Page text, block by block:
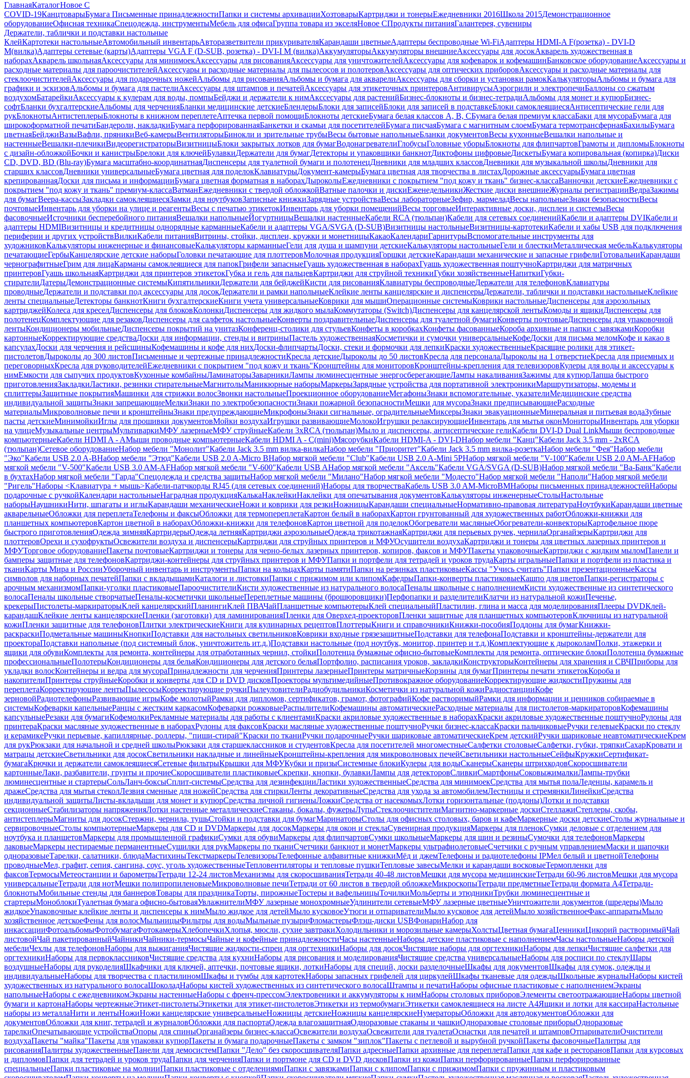
ГлавнаяКаталогНовое С
COVID-19КанцтоварыБумага Письменные принадлежностиПапки и системы архивацииХозтоварыКартриджи и тонерыЕжедневники 2016Школа 2015Демонстрационное
оборудованиеОфисная техникаСпецодежда, инструментыМебель для офисаГруппа товара из экселяНовое СПродукты питанияГалантерея, сувениры
Держатели, таблички и подставки настольные
КлейКартотеки настольныеАвтомобильный инвентарьАвторазветвители прикуривателяКарандаши цветныеАдаптеры беспроводные Wi-FiАдаптеры HDMI-A F(розетка) - DVI-D
M(вилка)Адаптеры сетевые (карты)Адаптеры VGA F (D-SUB, розетка) - DVI-I M (вилка)АккумуляторыАккумуляторы внешниеАксессуары для досокАкварель художественная в
наборахАкварель школьнаяАксессуары для минимоекАксессуары для рисованияАксессуары для уничтожителейАксессуары для кофеварок и кофемашинБанковское оборудованиеАксессуары и
расходные материалы для пароочистителейАксессуары и расходные материалы для пылесосов и полотеровАксессуары для оптических приборовАксессуары и расходные материалы для
стеклоочистителейАксессуары для подарочных ножейАльбомы для рисованияАльбомы и бумага для акварелиАксессуары для сборки и установки рамокКалькуляторыАльбомы и бумага для
графики и эскизовАльбомы и бумага для пастелиАксессуары для штампов и печатейАксессуары для этикеточных принтеровАнтивирусыАэрогрили и электропечиБаллоны со сжатым
воздухомБатарейкиАксессуары к кулерам для воды, помпыБейджи и держатели к нимАкссесуары для растенийБизнес-блокноты и бизнес-тетрадиАльбомы для монет и купюрБизнес-
софтБланки бухгалтерскиеАльбомы для черченияБланки медицинские детскиеБлендерыБлоки для записейБлоки для записей в подставкеБлоки самоклеящиесяАнтисептические гели для
рукБлокнотыАнтистеплерыБлокноты в книжном переплетеАптечка первой помощиБлокноты детскиеБумага белая классов А, В, СБумага белая премиум классаБаки для мусораБумага для
широкоформатной печатиБандероли, накладкиБумага перфорированнаяБанкетки и скамьи для посетителейБумага писчаяБумага с магнитным слоемБумага термотрансфернаяБахилыБумага
цветнаяБейджиВазыВафли, пряникиВеб-камерыВентиляторыБинокли и зрительные трубыВесы бытовые напольныеБланки документовВесы кухонныеВешалки напольные и
настенныеВешалки-плечикиВидеорегистраторыВизитницыБлоки закрытых лотков для бумагВодонагревателиГлобусыГоловные уборыБлокноты для флипчартовГрамоты и дипломыБлокноты
с дизайн-обложкойБочки и канистрыБрелоки для ключейБулавкиДержатели для бумагДетекторы и упаковщики банкнотДиктофоны цифровыеДискетыБумага копировальная (копирка)Диски
CD, DVD, BD (Blu-ray)Бумага масштабно-координатнаяДиспенсеры для туалетной бумаги и полотенецДневники для младших классовДневники для музыкальной школыДневники для
старших классовДневники универсальныеБумага цветная для поделокКлавиатурыДокумент-камерыБумага цветная для творчества в листахДорожные аксессуарыБумага цветная
крепированнаяДоски для письма и информацииБумага цветная форматная в наборахДыроколыЕжедневники с покрытием "под кожу и ткань" бизнес-классаВанночки детскиеЕжедневники с
покрытием "под кожу и ткань" премиум-классаВатманЕжедневники с твердой обложкойВатные палочки и дискиЕженедельникиЖесткие диски внешниеЖурналы регистрацииВедраЗажимы
для бумагВеера-кассыЗакладки самоклеящиесяЗамки для ноутбуковЗаписные книжкиЗарядные устройстваВесы лабораторныеЗефир, мармеладВесы напольныеЗнаки безопасностиВесы
почтовыеИнвентарь для уборки на улице и реагентыВесы с печатью этикетокИнвентарь для уборки помещенийВесы торговыеИнтерактивные доски, дисплеи и системыВесы
фасовочныеИсточники бесперебойного питанияВешалки напольныеЙогуртницыВешалки настенныеКабели RCA (тюльпан)Кабели для сетевых соединенийКабели и адаптеры DVIКабели и
адаптеры HDMIВизитницы и кредитницы однорядные карманныеКабели и адаптеры VGA/SVGA (D-SUB)Визитницы настольныеВизитницы-картотекиКабели и хабы USB для подключения
периферии и других устройствВилкиКабели питанияВитрины, стойки, дисплеи, кружки и монетницыКакаоКалендариГарнитурыВспомогательные инструменты для
художниковКалькуляторы инженерные и финансовыеКалькуляторы карманныеГели для душа и шампуни детскиеКалькуляторы настольныеГели и блесткиМеталлическая мебельКалькуляторы
печатающиеГербыКанцелярские детские наборыГоловки печатающие для плоттеровМолочная продукцияГоршки детскиеКарандаши механические и запасные грифелиГотовальниКарандаши
чернографитныеГрим для лицаКарманы самоклеящиеся для папокГрифели запасныеГуашь художественная в наборахГуашь художественная поштучноКартриджи для матричных
принтеровГуашь школьнаяКартриджи для принтеров этикетокГубка и гель для пальцевКартриджи для струйной техникиГубки хозяйственныеНапиткиГубки-
стирателиДатерыДемонстрационные системыКипятильникиДержатели для бейджейКисти для рисованияКлавиатуры беспроводныеДержатели для телефоновКлавиатуры
проводныеДержатели и подставки под аксессуары для досокДержатели и рамки напольныеКлейкие ленты канцелярские и диспенсерыДержатели, таблички и подставки настольныеКлейкие
ленты специальныеДетекторы банкнотКниги бухгалтерскиеКниги учета универсальныеКоврики для мышиОперационные системыКоврики настольныеДиспенсеры для аэрозольных
картриджейКолеса для креселДиспенсеры для блоковКолонкиДиспенсеры для жидкого мылаКоммутаторы (Switch)Диспенсеры для канцелярской лентыКомоды и ящикиДиспенсеры для
полотенецКомплектующие для резаковДиспенсеры для салфеток настольныеКонверты поздравительныеДиспенсеры для туалетной бумагиКонверты почтовыеДиспенсеры для упаковочной
лентыКондиционеры мобильныеДиспенсеры покрытий на унитазКонференц-столики для стульевКонфеты в коробкахКонфеты фасованныеКороба архивные и папки с завязкамиКоробки
картонныеКорректирующие средстваДоски для информации, стенды и витриныПастель художественнаяКосметички и сумочки универсальныеКофеДоски для письма меломКофе и какао в
капсулахДоски для черчения и рейсшиныКофемашины и кофе для нихДоски-флипчартыДоски, стеки и формочки для лепкиКраски художественныеКрасящие ролики для этикет-
пистолетовДыроколы до 300 листовПисьменные и чертежные принадлежностиКресла детскиеДыроколы до 50 листовКресла для персоналаДыроколы на 1 отверстиеКресла для приемных и
переговорныхКресла для руководителейЕжедневники с покрытием "под кожу и ткань"Кронштейны для мониторовКронштейны-крепления для телевизоровКулеры для воды и аксессуары к
нимЕмкости для сыпучих продуктовКухонные комбайныЛаминаторыЗаварникиЛампы люминесцентные энергосберегающиеЛампы накаливанияЗажимы для купюрЛапша быстрого
приготовленияЗакладкиЛастики, резинки стирательныеМагнитолыМаникюрные наборыМаркерыЗарядные устройства для портативной электроникиМаршрутизаторы, модемы и
сплиттерыЗащитные покрытияМашинки для стрижки волосЗвонки настольныеПроекционное оборудованиеМегафоныЗнаки вспомогательные, указателиМедицинские средства
индивидуальной защитыЗнаки запрещающиеМелкиЗнаки по электробезопасностиЗнаки пожарной безопасностиМешки для мусораЗнаки предписывающиеРасходные
материалыМикроволновые печи и кронштейныЗнаки предупреждающиеМикрофоныЗнаки сигнальные, оградительныеМиксерыЗнаки эвакуационныеМинеральная и питьевая водаЗубные
пасты детскиеМинимойкиИглы для прошивки документовМойки воздухаИгрушки развивающиеМолокоИгрушки релаксирующиеИнвентарь для мытья оконМониторыИнвентарь для уборки
на улицеМузыкальные центрыМультиваркиМФУ лазерныеМФУ струйныеКабели 3xRCA (тюльпан)Мыло и диспенсеры, антисептические гелиКабели DVI-D Dual LinkМыши беспроводные
компьютерныеКабели HDMI A - AМыши проводные компьютерныеКабели HDMI A - C(mini)МясорубкиКабели HDMI-A - DVI-DНабор мебели "Канц"Кабели Jack 3.5 mm - 2xRCA
(тюльпан)Сетевое оборудованиеНабор мебели "Монолит"Кабели Jack 3.5 mm вилка-вилкаНабор мебели "Приоритет"Кабели Jack 3.5 mm вилка-розеткаНабор мебели "Фея"Набор мебели
"Эко"Кабели USB 2.0 A-BНабор мебели "Этюд"Кабели USB 2.0 A-Micro BНабор мягкой мебели "Club"Кабели USB 2.0 A-Mini 5PНабор мягкой мебели "V-100"Кабели USB 2.0 AM-AFНабор
мягкой мебели "V-500"Кабели USB 3.0 AM-AFНабор мягкой мебели "V-600"Кабели USB AНабор мягкой мебели "Аксель"Кабели VGA/SVGA (D-SUB)Набор мягкой мебели "Ва-Банк"Кабели
в бухтахНабор мягкой мебели "Гарда"Спецодежда и средства защитыНабор мягкой мебели "Милано"Набор мягкой мебели "Модесто"Набор мягкой мебели "Наполи"Набор мягкой мебели
"Ригель"Наборы <Клавиатура + мышь>Кабели-патчкорды RJ45 (для сетевых соединений)Наборы для творчестваКабель USB 3.0 AM-MicroBMНаборы письменных принадлежностейНаборы
подарочные с ручкойКалендари настольныеНаградная продукцияКалькаНаклейкиНаклейки для опечатывания документовКалькуляторы инженерныеСтолыНастольные
наборыНаушникиНити, шпагаты и иглыКарандаши механическиеНожи и коврики для резкиНожницыКарандаши специальныеНормативно-правовая литератураНоутбукиКарандаши цветные
акварельныеОбложки для переплетаТелефоны и факсыОбложки для термопереплетаКартон белый в наборахКартон грунтованный для художественных работОбложки-книжки для
планшетных компьютеровКартон цветной в наборахОбложки-книжки для телефоновКартон цветной для поделокОбогреватели масляныеОбогреватели-конвекторыКартофельное пюре
быстрого приготовленияОдежда зимняяКартридерыОдежда летняяКартриджи аэрозольныеОдежда трикотажнаяКартриджи для перьевых ручек, чернилаОрганайзерыКартриджи для
плоттеровОрехи и сухофруктыОсвежители воздуха и диспенсерыКартриджи для струйных принтеров и МФУОсушители воздухаКартриджи и тонеры для цветных лазерных принтеров и
МФУТорговое оборудованиеПакеты почтовыеКартриджи и тонеры для черно-белых лазерных принтеров, копиров, факсов и МФУПакеты упаковочныеКартриджи с жидким мыломПанели и
бамперы защитные для телефоновКартриджи-контейнеры для струйных принтеров и МФУПапки и портфели для тетрадей и уроков трудаКарты игральныеПапки и портфели из пластика и
тканиКарты Мира и РоссииУборочный инвентарь и инструментыПапки на кольцахКарты памятиПапки на резинках пластиковыеКассы "Учись считать"Папки презентационныеКассы
символов для наборных печатейПапки с вкладышамиКаталоги и листовкиПапки с прижимом или клипомКафедрыПапки-конверты пластиковыеКашпо для цветовПапки-регистраторы с
арочным механизмомПапки-уголки пластиковыеПароочистителиКисти художественные из натурального волосаПеналы школьные с наполнениемКисти художественные из синтетического
волосаПеналы школьные створчатыеПеналы-косметички школьныеПереплетные машины (брошюровщики)Перфопапки и разделителиКлатчи из натуральной кожиПеченье,
крекерыПистолеты-маркираторыКлей канцелярскийПланингиКлей ПВАЧайПланшетные компьютерыКлей специальныйПластилин, глина и масса для моделированияПлееры DVDКлей-
карандашКлейкие ленты канцелярскиеПленки (заготовки) для ламинированияПленки для Оверхед-проекторовПленки защитные для планшетных компьютеровКлючницы из натуральной
кожиПленки защитные для телефоновПлитки электрическиеКниги для кулинарных рецептовПлоттерыКниги и справочникиКнижки-пособияПоддоны для бумагКнижки-
раскраскиПодметальные машиныКнопкиПодставки для настольных светильниковКоврики входные грязезащитныеПодставки для телефонаПодставки и кронштейны-держатели для
проектораПодставки напольные (под системный блок, уничтожитель ит.д.)Подставки настольные (под ноутбук, монитор, принтер и т.д.)Комплектующие к дыроколамПолки, этажерки и
ящики для обувиКомплекты для ремонта, контейнеры для отработанных чернил, стойкиПолотенца бумажные офисно-бытовыеКомплекты для ремонта, оптические блокиПолотенца бумажные
профессиональныеПолотерыКондиционеры для бельяКондиционеры для детского бельяПортфолио, расписания уроков, закладкиКонструкторыКонтейнеры для хранения и СВЧПриборы для
укладки волосКонтейнеры и ведра для мусораПринадлежности для черченияПринтеры лазерныеПринтеры матричныеКорзины для бумагПринтеры печати этикетокКороба и
накопителиПринтеры струйныеКоробки и конверты для CD и DVD дисковПроекторы мультимедийныеПротивокражное оборудованиеКорректирующие жидкостиПружины для
переплетаКорректирующие лентыПылесосыКорректирующие ручкиПылеуловителиРадиобудильникиКосметички из натуральной кожиРадиостанцииКофе
зерновойРадиотелефоныРазвивающие игрыКофе молотыйРамки для дипломов, сертификатов, грамот, фотографийКофе растворимыйРамки для информации и ценников собираемые в
системыКофеварки капельныеРанцы с жестким каркасомКофеварки рожковыеРаспылителиКофемашины автоматическиеРасходные материалы для пистолетов-маркираторовКофемашины
капсульныеРезаки для бумагиКофемолкиРекламные материалы для работы с клиентамиКраски акриловые художественные в наборахКраски акриловые художественные поштучноРулоны для
принтераКраски масляные художественные в наборахРулоны для факсовКраски масляные художественные поштучноРучки бизнес-классаКраски пальчиковыеРучки гелевыеКраски по стеклу
и керамикеРучки перьевые, капиллярные, роллеры, "пиши-стирай"Краски по тканиРучки подарочныеРучки шариковые автоматическиеКрем детскийРучки шариковые неавтоматическиеКрем
для рукРюкзаки для начальной и средней школыРюкзаки для старшеклассников и студентовКресла для посетителей многоместныеСалфетки столовыеСалфетки, губки, тряпкиСахарКровати и
матрацы детскиеСветильники для досокСветильники накладные и линейныеКронштейны-крепления для микроволновых печейСветильники настольныеСейфыКружкиСертификат-
бумагаКрючки и держатели самоклеящиесяСетевые фильтрыКрышки для МФУКубки и призыСистемные блокиКулеры для водыСканерыСканеры штрихкодовСкоросшиватели
картонныеЛаки, разбавители, грунты и прочиеСкоросшиватели пластиковыеСкрепки, кнопки, булавкиЛампы для детекторовСливкиСмартфоныСоковыжималкиЛампы-трубки
люминесцентные и стартерыСольЛанч-боксыСплит-системыСредства для дезинфекцииЛастики художественныеСредства для минимоекСредства для мытья полаЛеденцы, карамель и
дражеСредства для мытья стеколЛезвия сменные для ножейСредства для стиркиЛенты декоративныеСредства для ухода за автомобилемЛестницы и стремянкиЛинейкиСредства
индивидуальной защитыЛисты-вкладыши для монет и купюрСредства личной гигиеныЛожкиСредства от насекомыхЛотки горизонтальные (поддоны)Лотки и подставки
секционныеСтабилизаторы напряженияЛотки настенные металлическиеСтаканы, бокалы, фужерыЛупыСтеклоочистителиМагнитно-маркерные доскиСтеллажиСтеплеры, скобы,
антистеплерыМагниты для досокСтержни, чернила, тушьСтойки и подставки для бумагМаринаторыСтолы для офисных столовых, баров и кафеМаркерные доски детскиеСтолы журнальные и
сервировочныеСтолы компьютерныеМаркеры для CD и DVDМаркеры для досокМаркеры для окон и стеклаСувенирная продукцияМаркеры для пленокСумки деловые с отделением для
ноутбука и планшетовМаркеры для промышленной графикиСумки для обувиМаркеры для флипчартовСумки школьныеМаркеры для шин и резиныСумочки для телефоновМаркеры
лаковыеМаркеры нестираемые перманентныеСушилки для рукМаркеры по тканиСчетчики банкнот и монетМаркеры ультрафиолетовыеСчетчики с ручным управлениемМаски и шапочки
одноразовыеТарелки, салатники, блюдаМастихиныТекстмаркерыТелевизорыТелефонные алфавитные книжкиМёд и джемТелефоны и радиотелефоны IPМел белый и цветнойТелефоны
проводныеМел, графит, сепия, сангина, соус, уголь художественныеТепловентиляторы и тепловые пушкиТепловые завесыМелки и карандаши восковыеТермопленки для
факсовТермосыМетеостанции и барометрыТетради 12-24 листовМеханизмы для скоросшиванияТетради 40-48 листовМешки для мусора медицинскиеТетради 60-96 листовМешки для мусора
универсальныеТетради для нотМешки полипропиленовыеМикроволновые печиТетради от 60 листов в твердой обложкеМикроскопыТетради предметныеТетради формата А4Тетради-
блокнотыМобильные стенды для баннеровТовары для праздникаТорты, пирожныеТостеры и вафельницыТочилкиМольберты и этюдникиТрубки люминесцентные и
стартерыМоноблокиТуалетная бумага офисно-бытоваяУвлажнителиМФУ лазерные монохромныеУдлинители сетевыеМФУ лазерные цветныеУничтожители документов (шредеры)Мыло
жидкоеУпаковочные клейкие ленты и диспенсеры к нимМыло жидкое для детейМыло кусковоеУтюги и отпаривателиМыло кусковое для детейМыло хозяйственноеФакс-аппаратыМыло
хозяйственное детскоеФены для волосМыльницыФильтры для водыМыльные пузыриФломастерыФлэш-диски USBФонариНабор для
инкассацииФотоальбомыФотобумагаФотокамерыХлебопечкиХлопья, мюсли, сухие завтракиХолодильники и морозильные камерыХолстыЦветная бумагаЦенникиЦикорий растворимыйЧай
листовойЧай пакетированныйЧайникиЧайники-термосыЧайные и кофейные принадлежностиЧасы настенныеНаборы детские пластиковые с наполнениемЧасы настольныеНаборы детской
мебелиЧехлы для телефоновНаборы для выжиганияЧистящие жидкости-спреи для оргтехникиНаборы для досокЧистящие наборы для оргтехникиНаборы для лепкиЧистящие салфетки для
оргтехникиНаборы для первоклассниковЧистящие средства для кухниНаборы для рисования и моделированияЧистящие средства универсальныеНаборы для росписи по стеклуШары
воздушныеНаборы для рукоделияШкафчики для ключей, аптечки, почтовые ящики, лоткиНаборы для специй, доски разделочныеШкафы для документовШкафы для сумок, одежды и
индивидуальныеНаборы для творчества с пластилиномШкафы и тумбы для картотекНаборы запасных грифелей для циркулейШкафы тканевые для одеждыШкольные журналыНаборы кистей
художественных из натурального волосаШоколадНаборы кистей художественных из синтетического волосаШтампы и печатиНаборы офисные пластиковые с наполнениемЭкраны
напольныеНаборы с ежедневникомЭкраны настенныеНаборы с френч-прессомЭлектровеники и аккумуляторы к нимНаборы столовых приборовЭлементы светоотражающиеНаборы цветной
бумаги и картонаНаборы чертежныеЭтикет-пистолетыЭтикетки для этикет-пистолетовЭтикетки из термобумагиЭтикетки самоклеящиеся на листе А4Ящики и лотки для кассираНастольные
наборы из металлаНити и лентыНожиНожи канцелярские универсальныеНожницы детскиеНожницы канцелярскиеНумераторыОбложки для автодокументовОбложки для
документовОбложки для книг, тетрадей и журналовОбложки для паспортаОдежда влагозащитнаяОдноразовые стаканы и чашкиОдноразовые столовые приборыОдноразовые
тарелкиОпечатывающие устройстваОпоры для спиныОрганайзеры бизнес-классаОсвежители воздухаОсвежители для туалетаОснастки для печатей и штамповОтпаривателиОчистители
воздухаПакеты "майка"Пакеты для упаковки купюрПакеты и бумага подарочныеПакеты с замком "зиплок"Пакеты с петлевой и вырубной ручкойПакеты фасовочныеПалитры для
рисованияПалитры художественныеПанели для демосистемПапки "Дело" без скоросшивателяПапки адресныеПапки архивные для переплетаПапки для кафе и ресторановПапки для курсовых
и дипломовПапки для тетрадей и уроков трудаПапки для черченияПапки и портмоне для CD и DVD дисковПапки из кожиПапки перфорированныеПапки перфорированные
специальныеПапки пластиковые на молнииПапки пластиковые с отделениямиПапки с завязкамиПапки с клипомПапки с прижимомПапки с пружинным и пластиковым